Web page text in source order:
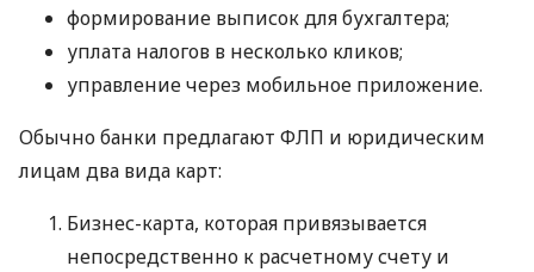
формирование выписок для бухгалтера;
уплата налогов в несколько кликов;
управление через мобильное приложение.
Обычно банки предлагают ФЛП и юридическим
лицам два вида карт:
Бизнес-карта, которая привязывается
непосредственно к расчетному счету и